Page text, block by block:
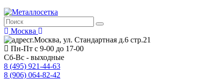
Москва
г.Москва, ул. Стандартная д.6 стр.21
Пн-Пт с 9-00 до 17-00
Сб-Вс - выходные
8 (495) 921-44-63
8 (906) 064-82-42